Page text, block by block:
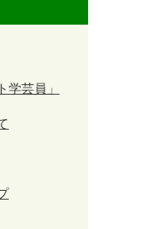
学芸員」